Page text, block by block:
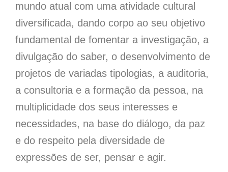
mundo atual com uma atividade cultural
diversificada, dando corpo ao seu objetivo
fundamental de fomentar a investigação, a
divulgação do saber, o desenvolvimento de
projetos de variadas tipologias, a auditoria,
a consultoria e a formação da pessoa, na
multiplicidade dos seus interesses e
necessidades, na base do diálogo, da paz
e do respeito pela diversidade de
expressões de ser, pensar e agir.